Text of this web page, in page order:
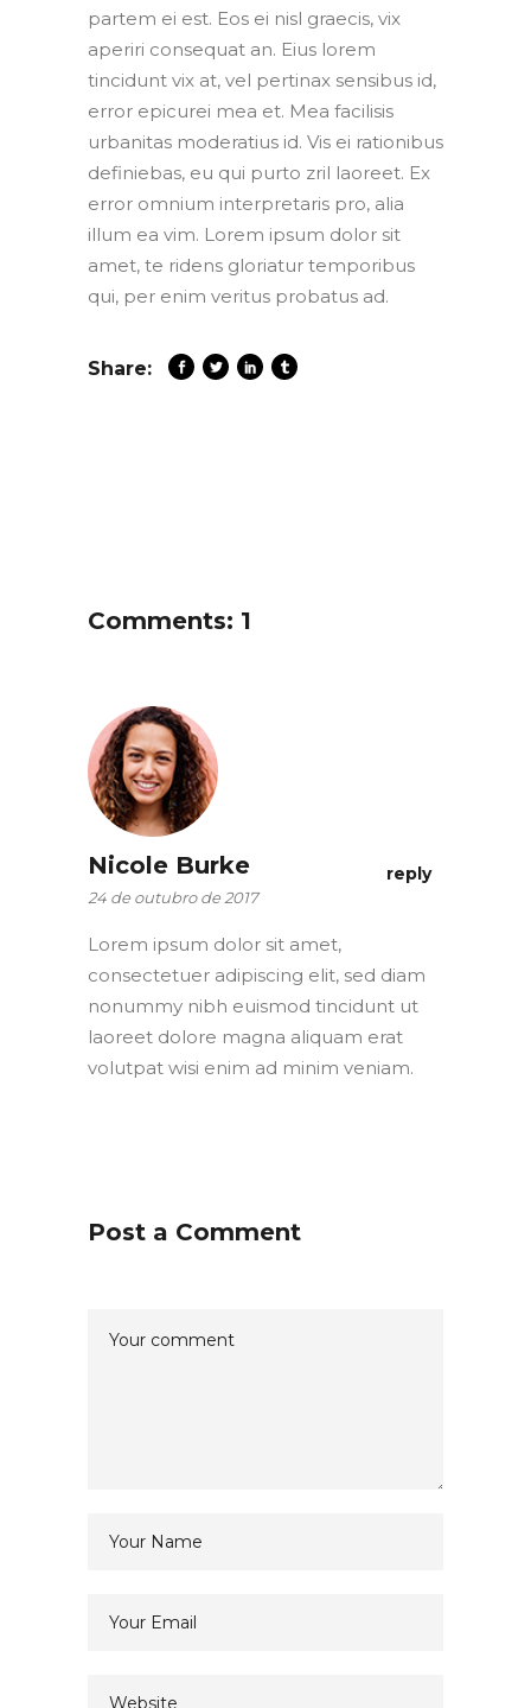
partem ei est. Eos ei nisl graecis, vix
aperiri consequat an. Eius lorem
tincidunt vix at, vel pertinax sensibus id,
error epicurei mea et. Mea facilisis
urbanitas moderatius id. Vis ei rationibus
definiebas, eu qui purto zril laoreet. Ex
error omnium interpretaris pro, alia
illum ea vim. Lorem ipsum dolor sit
amet, te ridens gloriatur temporibus
qui, per enim veritus probatus ad.
Share:
Comments: 1
Nicole Burke
24 de outubro de 2017
reply
Lorem ipsum dolor sit amet,
consectetuer adipiscing elit, sed diam
nonummy nibh euismod tincidunt ut
laoreet dolore magna aliquam erat
volutpat wisi enim ad minim veniam.
Post a Comment